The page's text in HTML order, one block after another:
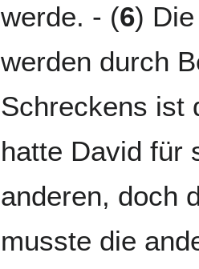
werde. - (6)
werden durch
Schreckens ist
hatte David für
anderen, doch
musste die